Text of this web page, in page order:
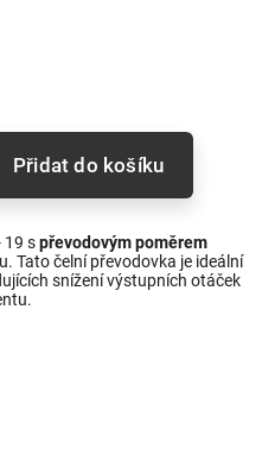
Přidat do košíku
19 spřevodovým poměrem
Tato čelní převodovka je ideální
snížení výstupních otáček